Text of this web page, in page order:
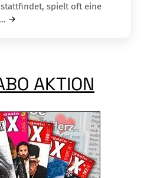
spielt oft eine
AKTION